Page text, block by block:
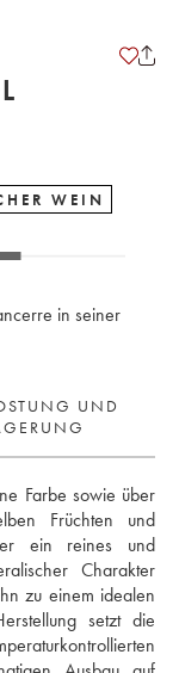
WEIN
in seiner
UND
Farbe sowie über
Früchten und
er ein reines und
Charakter
zu einem idealen
setzt die